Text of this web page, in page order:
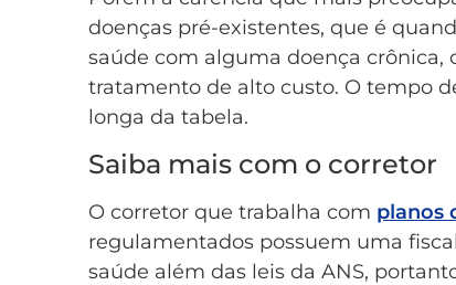
doenças pré-existentes, que é
saúde com alguma doença
tratamento de alto custo. O tempo
longa da tabela.
Saiba mais com o corretor
O corretor que trabalha com planos
regulamentados possuem uma
saúde além das leis da ANS,